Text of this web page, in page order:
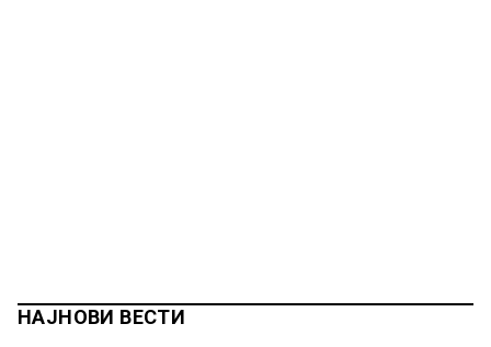
НАЈНОВИ ВЕСТИ